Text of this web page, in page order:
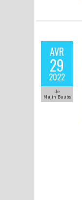
AVR
29
2022
de
Majin Buubs